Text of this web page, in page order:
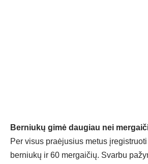
Berniukų gimė daugiau nei
Per visus praėjusius metus
berniukų ir 60 mergaičių. Svarbu